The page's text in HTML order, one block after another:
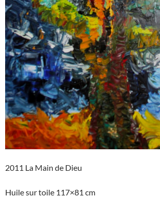
2011 La Main de Dieu
Huile sur toile 117×81 cm